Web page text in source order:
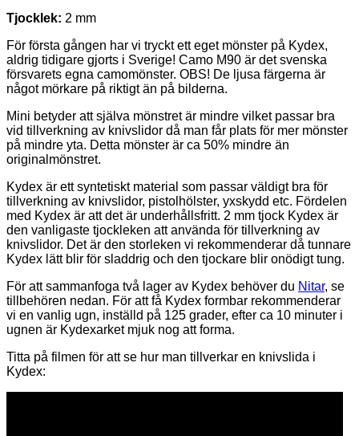
Tjocklek: 2 mm
För första gången har vi tryckt ett eget mönster på Kydex,
aldrig tidigare gjorts i Sverige! Camo M90 är det svenska
försvarets egna camomönster. OBS! De ljusa färgerna är
något mörkare på riktigt än på bilderna.
Mini betyder att själva mönstret är mindre vilket passar bra
vid tillverkning av knivslidor då man får plats för mer mönster
på mindre yta. Detta mönster är ca 50% mindre än
originalmönstret.
Kydex är ett syntetiskt material som passar väldigt bra för
tillverkning av knivslidor, pistolhölster, yxskydd etc. Fördelen
med Kydex är att det är underhållsfritt. 2 mm tjock Kydex är
den vanligaste tjockleken att använda för tillverkning av
knivslidor. Det är den storleken vi rekommenderar då tunnare
Kydex lätt blir för sladdrig och den tjockare blir onödigt tung.
För att sammanfoga två lager av Kydex behöver du Nitar, se
tillbehören nedan. För att få Kydex formbar rekommenderar
vi en vanlig ugn, inställd på 125 grader, efter ca 10 minuter i
ugnen är Kydexarket mjuk nog att forma.
Titta på filmen för att se hur man tillverkar en knivslida i
Kydex: